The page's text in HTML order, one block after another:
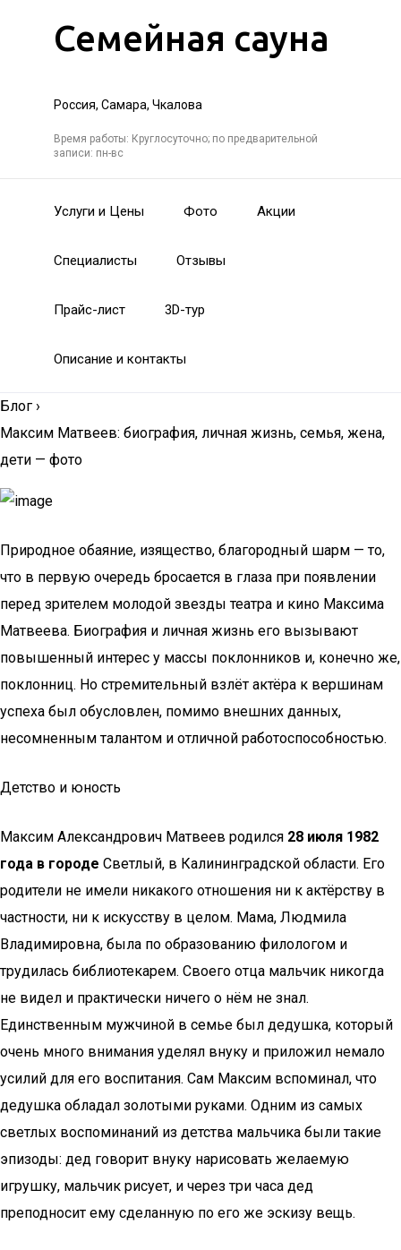
Семейная сауна
Россия, Самара, Чкалова
Время работы: Круглосуточно; по предварительной
записи: пн-вс
Услуги и Цены Фото Акции
Специалисты Отзывы
Прайс-лист 3D-тур
Описание и контакты
Блог ›
Максим Матвеев: биография, личная жизнь, семья, жена,
дети — фото
Природное обаяние, изящество, благородный шарм — то,
что в первую очередь бросается в глаза при появлении
перед зрителем молодой звезды театра и кино Максима
Матвеева. Биография и личная жизнь его вызывают
повышенный интерес у массы поклонников и, конечно же,
поклонниц. Но стремительный взлёт актёра к вершинам
успеха был обусловлен, помимо внешних данных,
несомненным талантом и отличной работоспособностью.
Детство и юность
Максим Александрович Матвеев родился 28 июля 1982
года в городе Светлый, в Калининградской области. Его
родители не имели никакого отношения ни к актёрству в
частности, ни к искусству в целом. Мама, Людмила
Владимировна, была по образованию филологом и
трудилась библиотекарем. Своего отца мальчик никогда
не видел и практически ничего о нём не знал.
Единственным мужчиной в семье был дедушка, который
очень много внимания уделял внуку и приложил немало
усилий для его воспитания. Сам Максим вспоминал, что
дедушка обладал золотыми руками. Одним из самых
светлых воспоминаний из детства мальчика были такие
эпизоды: дед говорит внуку нарисовать желаемую
игрушку, мальчик рисует, и через три часа дед
преподносит ему сделанную по его же эскизу вещь.